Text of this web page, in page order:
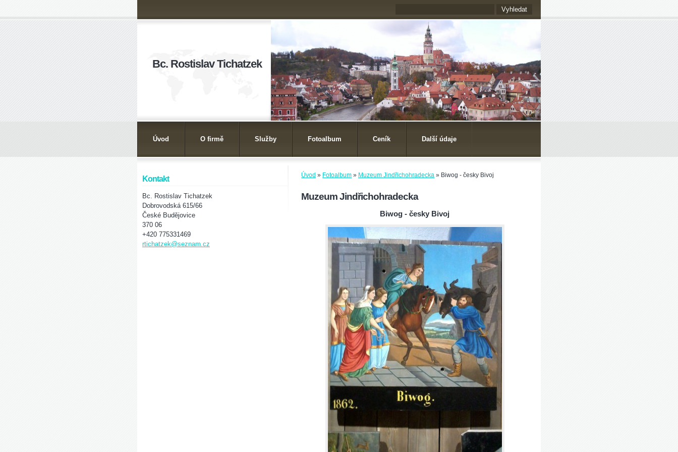
Bc. Rostislav Tichatzek
Úvod O firmě Služby Fotoalbum Ceník Další údaje
Úvod » Fotoalbum » Muzeum Jindřichohradecka » Biwog - česky Bivoj
Muzeum Jindřichohradecka
Biwog - česky Bivoj
Kontakt
Bc. Rostislav Tichatzek
Dobrovodská 615/66
České Budějovice
370 06
+420 775331469
rtichatzek@seznam.cz